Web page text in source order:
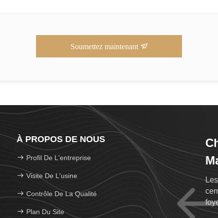
Soumettez maintenant
À PROPOS DE NOUS
Profil De L'entreprise
Visite De L'usine
Contrôle De La Qualité
Plan Du Site